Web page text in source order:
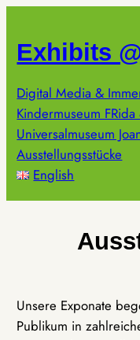
springen
Exhibits
Digital Media &
Kindermuseum
Universalmuseum
Ausstellungsstücke
English
Unsere Exponate
Publikum in